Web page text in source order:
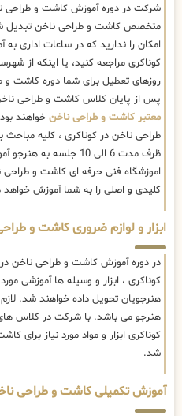
شرکت در دوره آموزش کاشت و طراحی
متخصص کاشت و طراحی ناخن تبدیل
امکان را ندارید که در ساعات اداری
کوناکری مراجعه کنید، یا اینکه از
روزهای تعطیل برای شما دوره کاشت و
پس از پایان کلاس کاشت و طراحی
معتبر کاشت و طراحی ناخن خواهند
طراحی ناخن در کوناکری ، کلیه
ظرف مدت 6 الی 10 جلسه
اموزشگاه فنی حرفه ای کاشت و طراحی
کلیدی و اصلی را به شما آموزش خواهد
ابزار و لوازم ضروری کاشت و
در دوره آموزش کاشت و طراحی ناخن
کوناکری ، ابزار و وسیله ها آموزشی
هنرجویان تحویل داده خواهند شد.
هنرجو می باشد. با شرکت در کلاس
کوناکری ابزار و مواد مورد نیاز برای
شد.
آموزش تکمیلی کاشت و طراحی